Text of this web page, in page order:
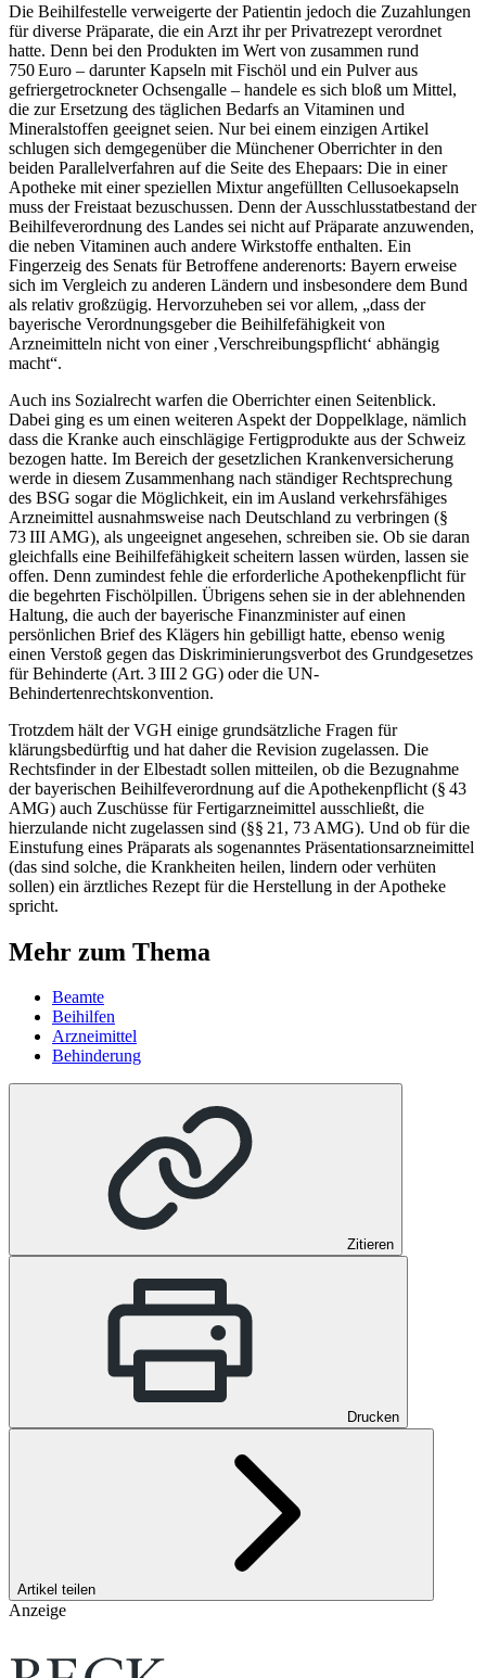
Die Beihilfestelle verweigerte der Patientin jedoch die Zuzahlungen
für diverse Präparate, die ein Arzt ihr per Privatrezept verordnet
hatte. Denn bei den Produk­ten im Wert von zusammen rund
750 Euro – darunter Kapseln mit Fischöl und ein Pulver aus
gefriergetrockneter Ochsengalle – handele es sich bloß um Mittel,
die zur Ersetzung des täglichen Bedarfs an Vitaminen und
Mineralstoffen geeignet seien. Nur bei einem einzigen Artikel
schlugen sich demgegenüber die Münchener Oberrichter in den
beiden Parallelverfahren auf die Seite des Ehepaars: Die in einer
Apotheke mit einer speziellen Mixtur angefüllten Cellusoekapseln
muss der Freistaat bezuschussen. Denn der Ausschlusstatbestand der
Beihilfeverordnung des Landes sei nicht auf Präparate anzuwenden,
die neben Vitaminen auch andere Wirkstoffe enthalten. Ein
Fingerzeig des Senats für Betroffene anderenorts: Bayern erweise
sich im Vergleich zu anderen Ländern und insbesondere dem Bund
als relativ großzügig. Hervorzuheben sei vor allem, „dass der
bayerische Verordnungsgeber die Beihilfefähigkeit von
Arzneimitteln nicht von einer ‚Verschreibungspflicht‘ abhängig
macht“.
Auch ins Sozialrecht warfen die Oberrichter einen Seitenblick.
Dabei ging es um einen weiteren Aspekt der Doppelklage, nämlich
dass die Kranke auch einschlägige Fertigprodukte aus der Schweiz
bezogen hatte. Im Bereich der gesetzlichen Krankenversicherung
werde in diesem Zusammenhang nach ständiger Rechtsprechung
des BSG sogar die Möglichkeit, ein im Ausland verkehrsfähiges
Arzneimittel ausnahmsweise nach Deutschland zu verbringen (§
73 III AMG), als ungeeignet angesehen, schreiben sie. Ob sie daran
gleichfalls eine Beihilfefähigkeit scheitern lassen würden, lassen sie
offen. Denn zumindest fehle die erforderliche Apothekenpflicht für
die begehrten Fischölpillen. Übrigens sehen sie in der ablehnenden
Haltung, die auch der bayerische Finanzminister auf einen
persönlichen Brief des Klägers hin gebilligt hatte, ebenso wenig
einen Verstoß gegen das Diskriminierungsverbot des Grundgesetzes
für Behinderte (Art. 3 III 2 GG) oder die UN-
Behindertenrechtskonvention.
Trotzdem hält der VGH einige grundsätzliche Fragen für
klärungsbedürftig und hat daher die Revision zugelassen. Die
Rechtsfinder in der Elbestadt sollen mitteilen, ob die Bezugnahme
der bayerischen Beihilfeverordnung auf die Apothekenpflicht (§ 43
AMG) auch Zuschüsse für Fertigarzneimittel ausschließt, die
hierzulande nicht zugelassen sind (§§ 21, 73 AMG). Und ob für die
Einstufung eines Präparats als sogenanntes Präsentationsarzneimittel
(das sind solche, die Krankheiten heilen, lindern oder verhüten
sollen) ein ärztliches Rezept für die Herstellung in der Apotheke
spricht.
Mehr zum Thema
Beamte
Beihilfen
Arzneimittel
Behinderung
Zitieren
Drucken
Artikel teilen
Anzeige